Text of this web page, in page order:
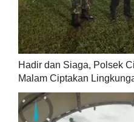
Hadir dan Siaga, Polsek
Malam Ciptakan